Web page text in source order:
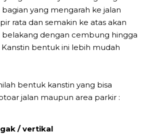
yang mengarah ke jalan
rata dan semakin ke atas akan
dengan cembung hingga
Kanstin bentuk ini lebih mudah
bentuk kanstin yang bisa
jalan maupun area parkir :
/ vertikal